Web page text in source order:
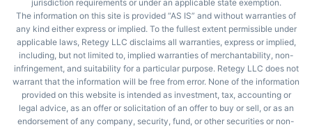
jurisdiction requirements or under an applicable state exemption.
The information on this site is provided “AS IS” and without warranties of
any kind either express or implied. To the fullest extent permissible under
applicable laws, Retegy LLC disclaims all warranties, express or implied,
including, but not limited to, implied warranties of merchantability, non-
infringement, and suitability for a particular purpose. Retegy LLC does not
warrant that the information will be free from error. None of the information
provided on this website is intended as investment, tax, accounting or
legal advice, as an offer or solicitation of an offer to buy or sell, or as an
endorsement of any company, security, fund, or other securities or non-